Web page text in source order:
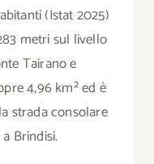
(Istat 2025)
metri sul livello
Tairano e
4,96 km² ed è
strada consolare
Brindisi.